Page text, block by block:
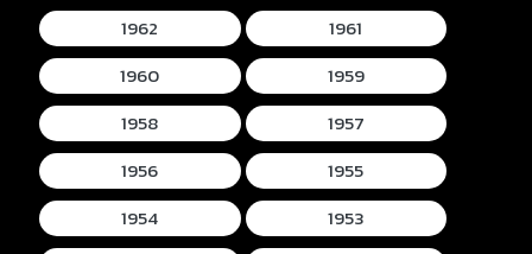
1962
1961
1960
1959
1958
1957
1956
1955
1954
1953